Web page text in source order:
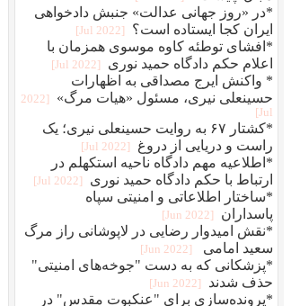
*در «روز جهانی عدالت» جنبش دادخواهی
ایران کجا ایستاده است؟
[2022 Jul]
*افشای توطئه کاوه موسوی همزمان با
اعلام حکم دادگاه حمید نوری
[2022 Jul]
* واکنش ایرج مصداقی به اظهارات
حسینعلی نیری، مسئول «هیات مرگ»
[2022
Jul]
*کشتار ۶۷ به روایت حسینعلی نیری؛ یک
راست و دریایی از دروغ
[2022 Jul]
*اطلاعیه مهم دادگاه ناحیه استکهلم در
ارتباط با حکم دادگاه حمید نوری
[2022 Jul]
*ساختار اطلاعاتی و امنیتی سپاه
پاسداران
[2022 Jun]
*نقش امیدوار رضایی در لاپوشانی راز مرگ
سعید امامی
[2022 Jun]
*پزشکانی که به دست "جوخه‌های امنیتی"
حذف شدند
[2022 Jun]
*پرونده‌سازی برای "عنکبوت مقدس" در